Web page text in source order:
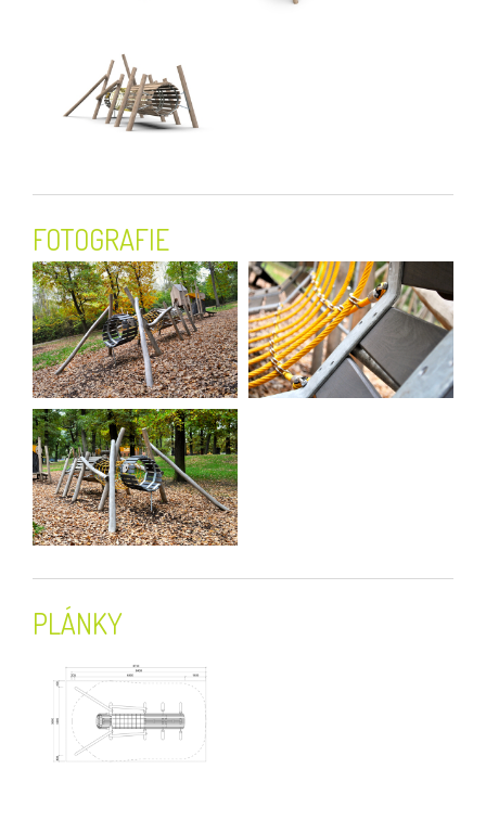
FOTOGRAFIE
PLÁNKY